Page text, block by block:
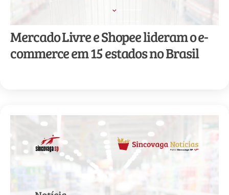
Mercado Livre e Shopee lideram o e-
commerce em 15 estados no Brasil